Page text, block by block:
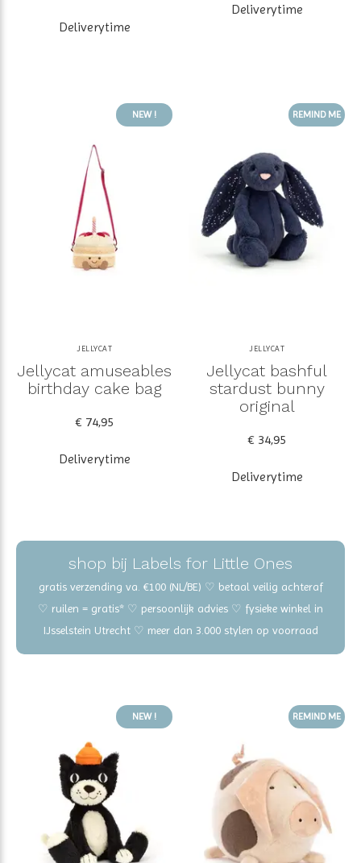
Deliverytime
Deliverytime
NEW !
JELLYCAT
Jellycat amuseables
birthday cake bag
€ 74,95
Deliverytime
REMIND ME
JELLYCAT
Jellycat bashful
stardust bunny
original
€ 34,95
Deliverytime
shop bij Labels for Little Ones
gratis verzending va. €100 (NL/BE) ♡ betaal veilig achteraf
♡ ruilen = gratis* ♡ persoonlijk advies ♡ fysieke winkel in
IJsselstein Utrecht ♡ meer dan 3.000 stylen op voorraad
NEW ! REMIND ME